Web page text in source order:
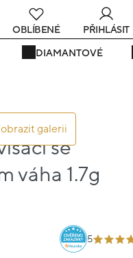
DIAMANTOVÉ
OBLÍBENÉ PŘIHLÁSIT
galerii
se
váha 1.7g
5